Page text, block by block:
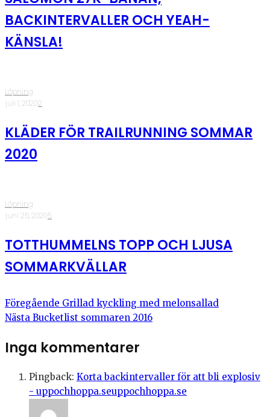
BACKINTERVALLER OCH YEAH-
KÄNSLA!
Löpning
·juli 1, 2020·2
KLÄDER FÖR TRAILRUNNING SOMMAR
2020
Löpning
·juni 25, 2020·5
TOTTHUMMELNS TOPP OCH LJUSA
SOMMARKVÄLLAR
Föregående Grillad kyckling med melonsallad
Nästa Bucketlist sommaren 2016
Inga kommentarer
Pingback: Korta backintervaller för att bli explosiv
- uppochhoppa.seuppochhoppa.se